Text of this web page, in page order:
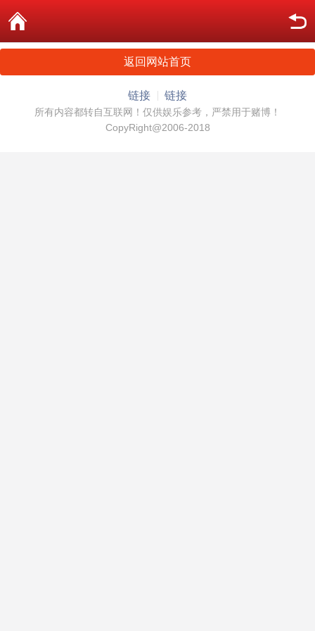
返回网站首页
链接 链接
所有内容都转自互联网！仅供娱乐参考，严禁用于赌博！
CopyRight@2006-2018